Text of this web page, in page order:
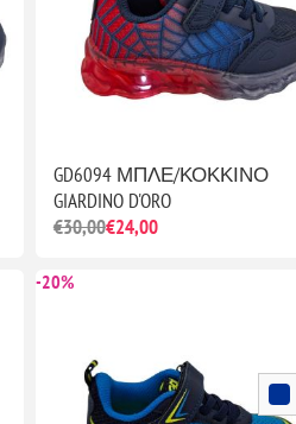
GD6094 ΜΠΛΕ/ΚΟΚΚΙΝΟ
GIARDINO D'ORO
€30,00€24,00
-20%